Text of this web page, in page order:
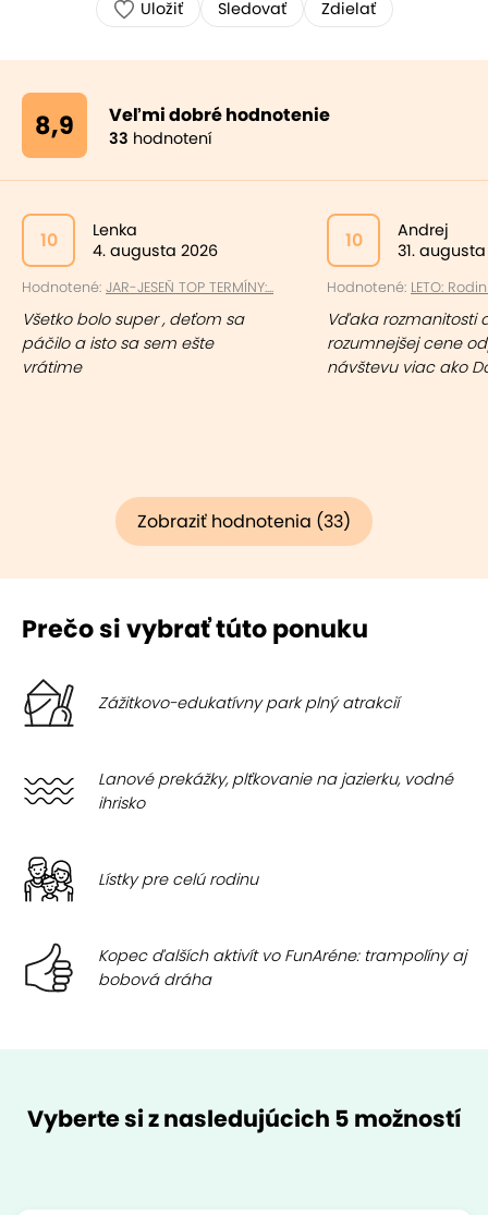
Uložiť Sledovať Zdielať
8,9 Veľmi dobré hodnotenie
33 hodnotení
10
Lenka
4. augusta 2026
Hodnotené: JAR-JESEŇ TOP TERMÍNY:...
Všetko bolo super , deťom sa
páčilo a isto sa sem ešte
vrátime
10
Andrej
31.
Hodnotené: LETO:
Vďaka rozmanitosti
rozumnejšej cene
návštevu viac ako
Zobraziť hodnotenia (33)
Prečo si vybrať túto ponuku
Zážitkovo-edukatívny park plný atrakcií
Lanové prekážky, plťkovanie na jazierku, vodné
ihrisko
Lístky pre celú rodinu
Kopec ďalších aktivít vo FunAréne: trampolíny aj
bobová dráha
Vyberte si z nasledujúcich 5 možností